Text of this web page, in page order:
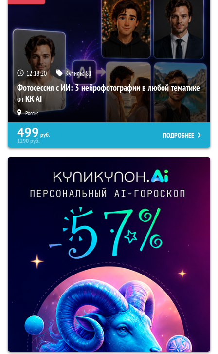
12:18:18 Купили:81
Фотосессия с ИИ: 3 нейрофотографии в любой тематике
от KK AI
Россия
499 руб.
1290руб.
ПОДРОБНЕЕ